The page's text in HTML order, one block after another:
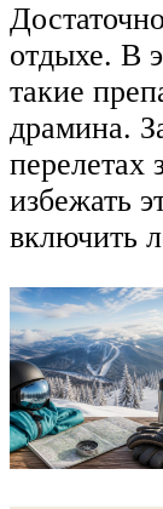
отдыхе. В
такие
драмина.
перелетах
избежать
включить